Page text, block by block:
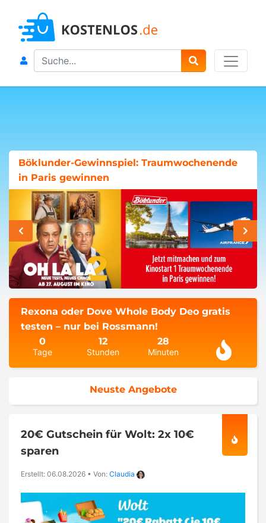
Search
Böklunder-Gewinnspiel: Traumwochenende
in Paris gewinnen
Rexona oder Dove Whole Body Deo gratis
testen – nur bei Rossmann!
0
Tage
12
Stunden
28
Minuten
Neuste Angebote
20€ Gutschein für Wolt: 2x 10€
sparen
Erstellt: 06.08.2026 • Von: Claudia